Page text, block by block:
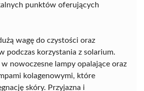
punktów oferujących
wagę do czystości oraz
podczas korzystania z solarium.
nowoczesne lampy opalające oraz
kolagenowymi, które
skóry. Przyjazna i